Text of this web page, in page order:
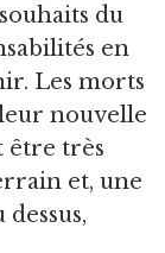
du
en
Les morts
nouvelle
être très
et, une